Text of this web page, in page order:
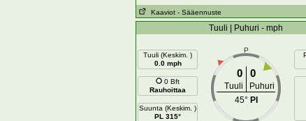
Kaaviot - Sääennuste
Tuuli | Puhuri - mph
Tuuli (Keskim. )
0.0 mph
0 Bft
Rauhoittaa
Suunta (Keskim. )
PL 315°
P
0 0
Tuuli
Puhuri
45° PI